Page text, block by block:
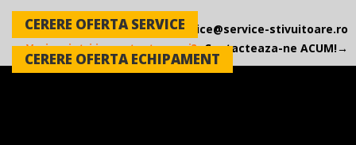
0745 254 962|
service@service-stivuitoare.ro
Vrei sa intri in contact cu noi? Contacteaza-ne ACUM!→
CERERE OFERTA SERVICE
CERERE OFERTA ECHIPAMENT